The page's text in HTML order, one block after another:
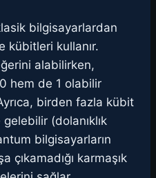
bilgisayarlardan
kübitleri kullanır.
alabilirken,
hem de 1 olabilir
birden fazla kübit
(dolanıklık
bilgisayarların
çıkamadığı karmaşık